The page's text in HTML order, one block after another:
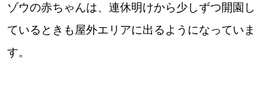
情報提供・お問い合わせ 利用規約
ゾウの赤ちゃんは、連休明けから少しずつ開園し
ているときも屋外エリアに出るようになっていま
す。